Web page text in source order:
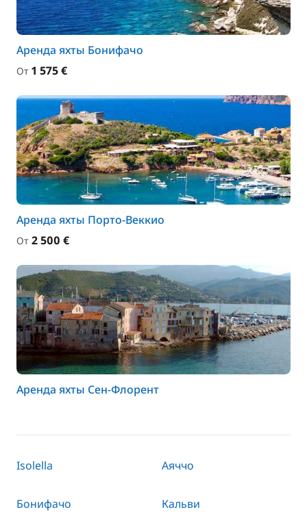
Аренда яхты Бонифачо
От 1 575 €
Аренда яхты Порто-Веккио
От 2 500 €
Аренда яхты Сен-Флорент
Isolella Аяччо
Бонифачо Кальви